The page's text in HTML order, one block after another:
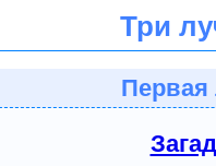
Три
Первая